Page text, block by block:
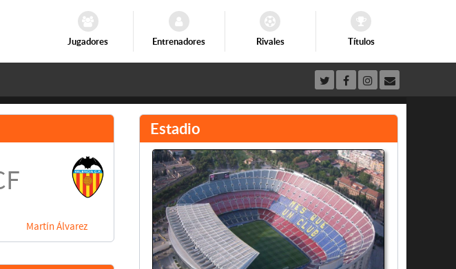
Jugadores Entrenadores Rivales Títulos
Martín Álvarez
Estadio